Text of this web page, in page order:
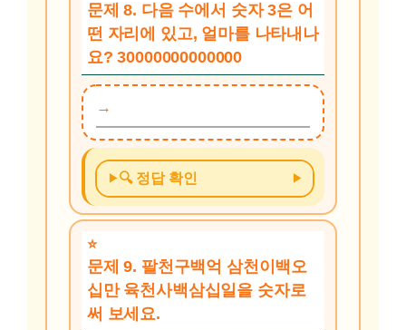
문제 8. 다음 수에서 숫자 3은 어
떤 자리에 있고, 얼마를 나타내나
요? 30000000000000
🔍 정답 확인
문제 9. 팔천구백억 삼천이백오
십만 육천사백삼십일을 숫자로
써 보세요.